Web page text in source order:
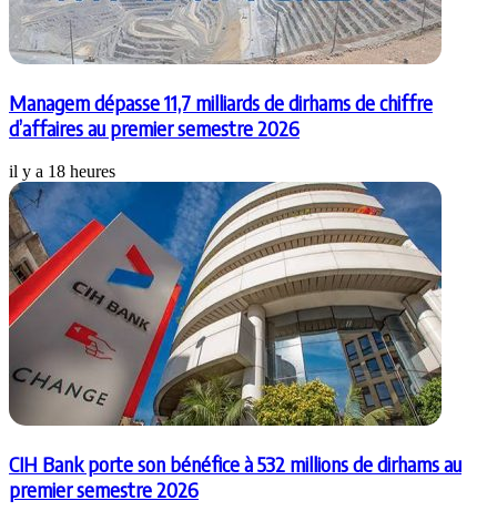
Managem dépasse 11,7 milliards de dirhams de chiffre
d’affaires au premier semestre 2026
il y a 18 heures
CIH Bank porte son bénéfice à 532 millions de dirhams au
premier semestre 2026